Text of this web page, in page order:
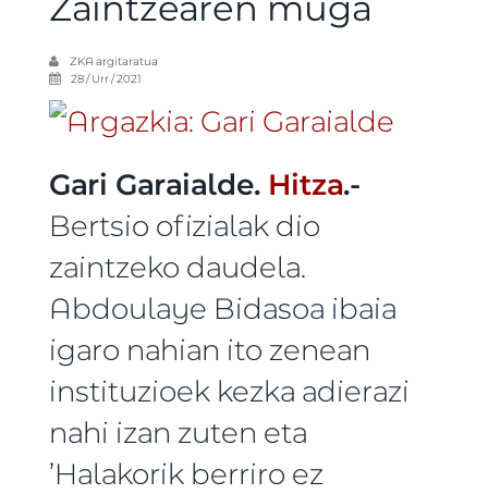
Zaintzearen muga
ZKA argitaratua
28 / Urr / 2021
Gari Garaialde. Hitza.-
Bertsio ofizialak dio
zaintzeko daudela.
Abdoulaye Bidasoa ibaia
igaro nahian ito zenean
instituzioek kezka adierazi
nahi izan zuten eta
’Halakorik berriro ez